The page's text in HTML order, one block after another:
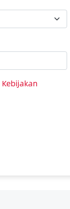
Kebijakan